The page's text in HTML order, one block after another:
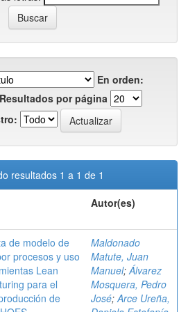
En orden:
Resultados por página
resultados 1 a 1 de 1
Autor(es)
de modelo de
procesos y uso
Lean
para el
de
Maldonado
Matute, Juan
Manuel;Álvarez
Mosquera, Pedro
José;Arce Ureña,